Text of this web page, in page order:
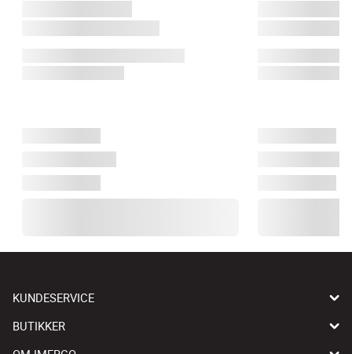
KUNDESERVICE
BUTIKKER